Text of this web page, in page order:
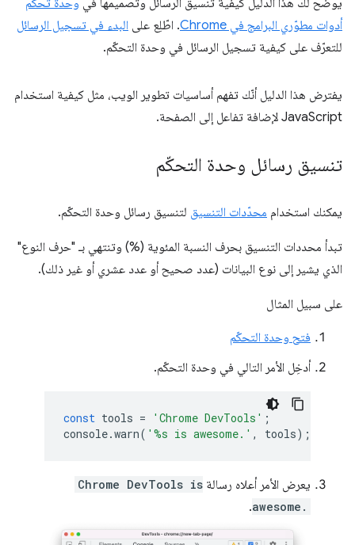
يوضّح لك هذا الدليل كيفية تنسيق الرسائل وتصميمها في وحدة تحكّم
أدوات مطوّري البرامج في Chrome
. اطّلِع على البدء في تسجيل الرسائل
للتعرّف على كيفية تسجيل الرسائل في وحدة التحكّم.
يفترض هذا الدليل أنّك تفهم أساسيات تطوير الويب، مثل كيفية استخدام
JavaScript لإضافة تفاعل إلى الصفحة.
تنسيق رسائل وحدة التحكّم
يمكنك استخدام محدّدات التنسيق لتنسيق رسائل وحدة التحكّم.
تبدأ محددات التنسيق بحرف النسبة المئوية (%) وتنتهي بـ "حرف النوع"
الذي يشير إلى نوع البيانات (عدد صحيح أو عدد عشري أو غير ذلك).
على سبيل المثال
فتح وحدة التحكّم
أدخِل الأمر التالي في وحدة التحكّم.
const tools = 'Chrome DevTools' ;
console.warn( '%s is awesome.' , tools);
يعرض الأمر أعلاه رسالة Chrome DevTools is
awesome.
.